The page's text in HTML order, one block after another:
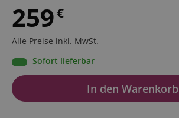
259€
Alle Preise inkl. MwSt.
Sofort lieferbar
In den Warenkorb